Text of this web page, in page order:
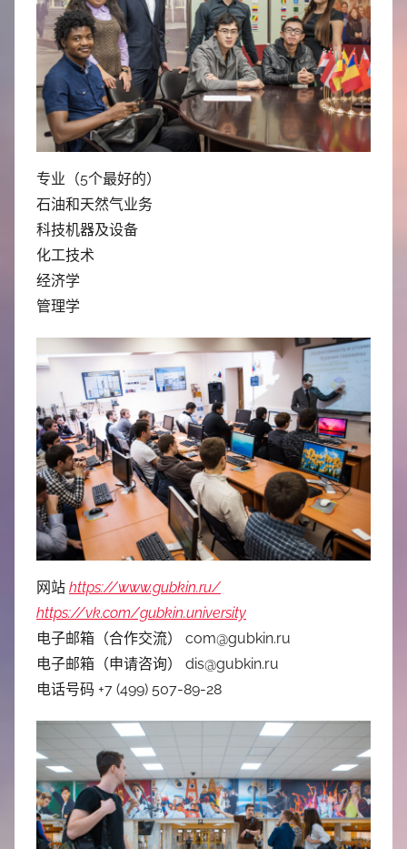
专业（5个最好的）
石油和天然气业务
科技机器及设备
化工技术
经济学
管理学
网站 https://www.gubkin.ru/
https://vk.com/gubkin.university
电子邮箱（合作交流） com@gubkin.ru
电子邮箱（申请咨询） dis@gubkin.ru
电话号码 +7 (499) 507-89-28